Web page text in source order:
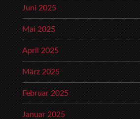
Juni 2025
Mai 2025
April 2025
März 2025
Februar 2025
Januar 2025